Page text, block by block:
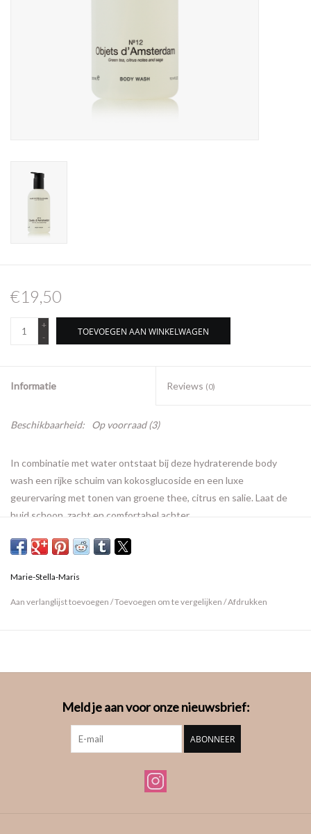
€19,50
+
-
TOEVOEGEN AAN WINKELWAGEN
Informatie Reviews (0)
Beschikbaarheid: Op voorraad(3)
In combinatie met water ontstaat bij deze hydraterende body
wash een rijke schuim van kokosglucoside en een luxe
geurervaring met tonen van groene thee, citrus en salie. Laat de
huid schoon, zacht en comfortabel achter.
Marie-Stella-Maris
Aan verlanglijst toevoegen /Toevoegen om te vergelijken /Afdrukken
Meld je aan voor onze nieuwsbrief:
ABONNEER